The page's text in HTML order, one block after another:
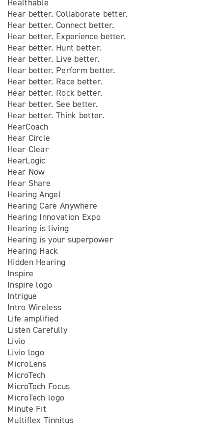
Healthable
Hear better. Collaborate better.
Hear better. Connect better.
Hear better. Experience better.
Hear better. Hunt better.
Hear better. Live better.
Hear better. Perform better.
Hear better. Race better.
Hear better. Rock better.
Hear better. See better.
Hear better. Think better.
HearCoach
Hear Circle
Hear Clear
HearLogic
Hear Now
Hear Share
Hearing Angel
Hearing Care Anywhere
Hearing Innovation Expo
Hearing is living
Hearing is your superpower
Hearing Hack
Hidden Hearing
Inspire
Inspire logo
Intrigue
Intro Wireless
Life amplified
Listen Carefully
Livio
Livio logo
MicroLens
MicroTech
MicroTech Focus
MicroTech logo
Minute Fit
Multiflex Tinnitus